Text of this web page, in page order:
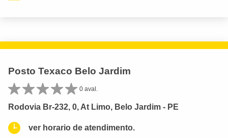
Posto Texaco Belo Jardim
0 aval.
Rodovia Br-232, 0, At Limo, Belo Jardim - PE
ver horario de atendimento.